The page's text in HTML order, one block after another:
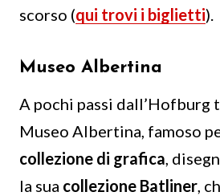
scorso (qui trovi i biglietti).
Museo Albertina
A pochi passi dall’Hofburg
Museo Albertina, famoso
collezione di grafica ,
la sua collezione Batliner ,